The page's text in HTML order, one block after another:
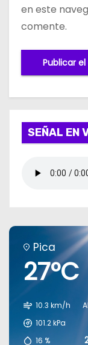
en este
comente.
SEÑAL EN
Pica
27°C
10.3 km/h
101.2kPa
16 %